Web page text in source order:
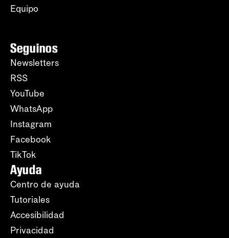
Equipo
Seguinos
Newsletters
RSS
YouTube
WhatsApp
Instagram
Facebook
TikTok
Ayuda
Centro de ayuda
Tutoriales
Accesibilidad
Privacidad